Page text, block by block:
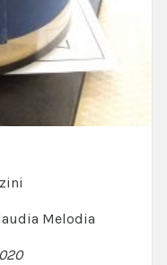
Melodia